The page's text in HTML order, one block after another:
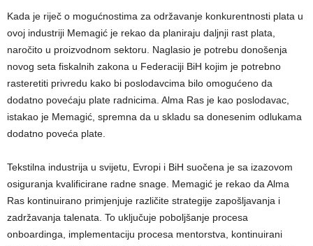
Kada je riječ o mogućnostima za održavanje konkurentnosti plata u
ovoj industriji Memagić je rekao da planiraju daljnji rast plata,
naročito u proizvodnom sektoru. Naglasio je potrebu donošenja
novog seta fiskalnih zakona u Federaciji BiH kojim je potrebno
rasteretiti privredu kako bi poslodavcima bilo omogućeno da
dodatno povećaju plate radnicima. Alma Ras je kao poslodavac,
istakao je Memagić, spremna da u skladu sa donesenim odlukama
dodatno poveća plate.
Tekstilna industrija u svijetu, Evropi i BiH suočena je sa izazovom
osiguranja kvalificirane radne snage. Memagić je rekao da Alma
Ras kontinuirano primjenjuje različite strategije zapošljavanja i
zadržavanja talenata. To uključuje poboljšanje procesa
onboardinga, implementaciju procesa mentorstva, kontinuirani